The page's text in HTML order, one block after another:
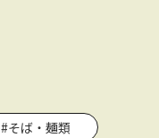
#そば・麺類